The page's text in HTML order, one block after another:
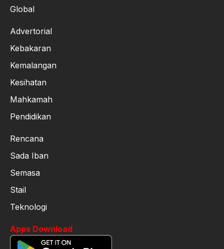
Global
Advertorial
Kebakaran
Kemalangan
Kesihatan
Mahkamah
Pendidikan
Rencana
Sada Iban
Semasa
Stail
Teknologi
Apps Download